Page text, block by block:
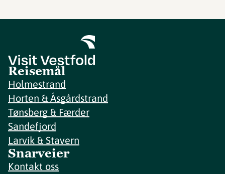
Reisemål
Holmestrand
Horten & Åsgårdstrand
Tønsberg & Færder
Sandefjord
Larvik & Stavern
Snarveier
Kontakt oss